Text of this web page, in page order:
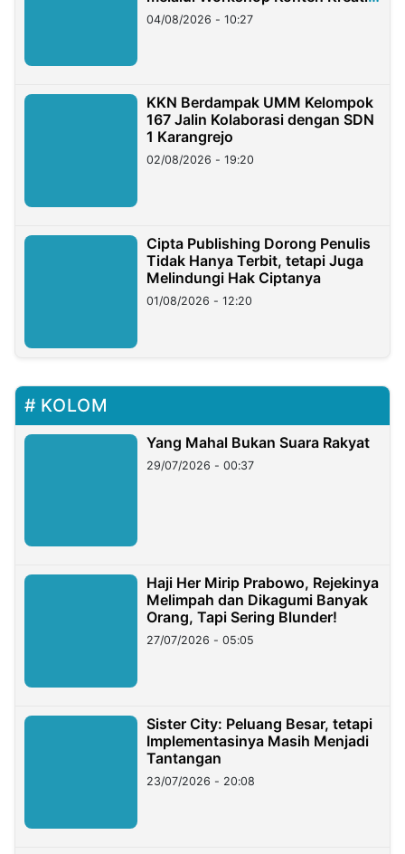
di Taiwan
04/08/2026 - 10:27
KKN Berdampak UMM Kelompok
167 Jalin Kolaborasi dengan SDN
1 Karangrejo
02/08/2026 - 19:20
Cipta Publishing Dorong Penulis
Tidak Hanya Terbit, tetapi Juga
Melindungi Hak Ciptanya
01/08/2026 - 12:20
KOLOM
Yang Mahal Bukan Suara Rakyat
29/07/2026 - 00:37
Haji Her Mirip Prabowo, Rejekinya
Melimpah dan Dikagumi Banyak
Orang, Tapi Sering Blunder!
27/07/2026 - 05:05
Sister City: Peluang Besar, tetapi
Implementasinya Masih Menjadi
Tantangan
23/07/2026 - 20:08